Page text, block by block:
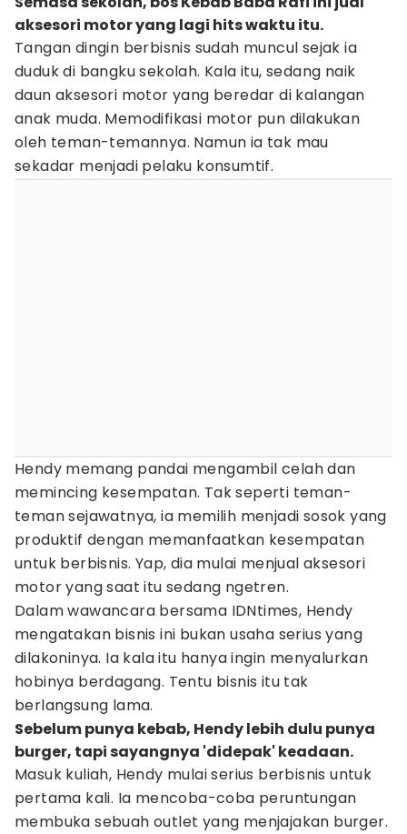
aksesori motor yang lagi hits waktu itu.
Tangan dingin berbisnis sudah muncul sejak ia
duduk di bangku sekolah. Kala itu, sedang naik
daun aksesori motor yang beredar di kalangan
anak muda. Memodifikasi motor pun dilakukan
oleh teman-temannya. Namun ia tak mau
sekadar menjadi pelaku konsumtif.
Hendy memang pandai mengambil celah dan
memincing kesempatan. Tak seperti teman-
teman sejawatnya, ia memilih menjadi sosok yang
produktif dengan memanfaatkan kesempatan
untuk berbisnis. Yap, dia mulai menjual aksesori
motor yang saat itu sedang ngetren.
Dalam wawancara bersama IDNtimes, Hendy
mengatakan bisnis ini bukan usaha serius yang
dilakoninya. Ia kala itu hanya ingin menyalurkan
hobinya berdagang. Tentu bisnis itu tak
berlangsung lama.
Sebelum punya kebab, Hendy lebih dulu punya
burger, tapi sayangnya 'didepak' keadaan.
Masuk kuliah, Hendy mulai serius berbisnis untuk
pertama kali. Ia mencoba-coba peruntungan
membuka sebuah outlet yang menjajakan burger.